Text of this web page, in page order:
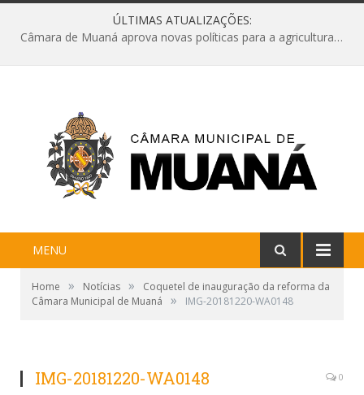
ÚLTIMAS ATUALIZAÇÕES:
Câmara de Muaná aprova novas políticas para a agricultura e solicita reforma da Ponte do Reduto
MENU
Home » Notícias »
Coquetel de inauguração da reforma da
Câmara Municipal de Muaná
» IMG-20181220-WA0148
IMG-20181220-WA0148 0